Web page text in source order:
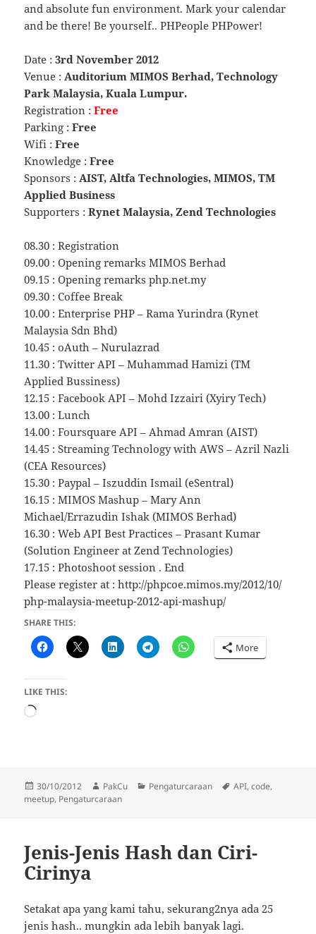
and absolute fun environment. Mark your calendar
and be there! Be yourself.. PHPeople PHPower!
Date :3rd November 2012
Venue : Auditorium MIMOS Berhad, Technology
Park Malaysia, Kuala Lumpur.
Registration :Free
Parking :Free
Wifi :Free
Knowledge :Free
Sponsors : AIST, Altfa Technologies, MIMOS, TM
Applied Business
Supporters :Rynet Malaysia, Zend Technologies
08.30 : Registration
09.00 : Opening remarks MIMOS Berhad
09.15 : Opening remarks php.net.my
09.30 : Coffee Break
10.00 : Enterprise PHP – Rama Yurindra (Rynet
Malaysia Sdn Bhd)
10.45 : oAuth – Nurulazrad
11.30 : Twitter API – Muhammad Hamizi (TM
Applied Bussiness)
12.15 : Facebook API – Mohd Izzairi (Xyiry Tech)
13.00 : Lunch
14.00 : Foursquare API – Ahmad Amran (AIST)
14.45 : Streaming Technology with AWS – Azril Nazli
(CEA Resources)
15.30 : Paypal – Iszuddin Ismail (eSentral)
16.15 : MIMOS Mashup – Mary Ann
Michael/Errazudin Ishak (MIMOS Berhad)
16.30 : Web API Best Practices – Prasant Kumar
(Solution Engineer at Zend Technologies)
17.15 : Photoshoot session . End
Please register at : http://phpcoe.mimos.my/2012/10/
php-malaysia-meetup-2012-api-mashup/
SHARE THIS:
More
LIKE THIS:
Loading…
Posted
on
30/10/2012 Author
PakCu Categories
Pengaturcaraan Tags
API,code,
meetup, Pengaturcaraan
Jenis-Jenis Hash dan Ciri-
Cirinya
Setakat apa yang kami tahu, sekurang2nya ada 25
jenis hash.. mungkin ada lebih banyak lagi.